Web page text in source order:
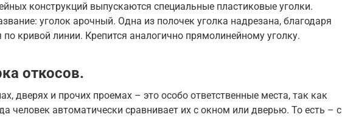
конструкций выпускаются специальные пластиковые уголки.
уголок арочный. Одна из полочек уголка надрезана, благодаря
по кривой линии. Крепится аналогично прямолинейному уголку.
откосов.
дверях и прочих проемах – это особо ответственные места, так как
человек автоматически сравнивает их с окном или дверью. То есть – с